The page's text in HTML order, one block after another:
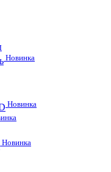
Новинка
Новинка
Новинка